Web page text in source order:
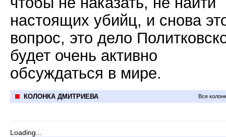
настоящих убийц, и снова
вопрос, это дело
будет очень активно
обсуждаться в мире.
КОЛОНКА ДМИТРИЕВА Все
Loading...